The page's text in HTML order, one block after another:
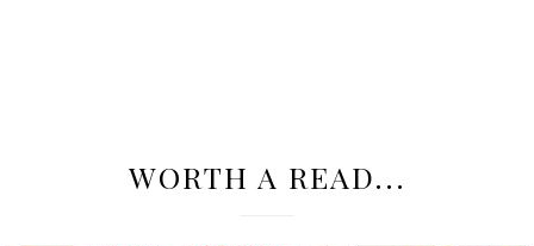
WORTH A READ...